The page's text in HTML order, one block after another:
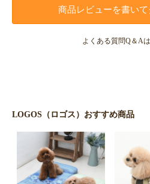
商品レビューを書い
よくある質問Q＆A
LOGOS（ロゴス）おすすめ商品